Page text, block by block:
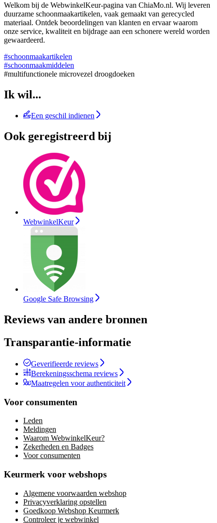
Welkom bij de WebwinkelKeur-pagina van ChiaMo.nl. Wij leveren
duurzame schoonmaakartikelen, vaak gemaakt van gerecycled
materiaal. Ontdek beoordelingen van klanten en ervaar waarom
onze service, kwaliteit en bijdrage aan een schonere wereld worden
gewaardeerd.
#schoonmaakartikelen
#schoonmaakmiddelen
#multifunctionele microvezel droogdoeken
Ik wil...
Een geschil indienen
Ook geregistreerd bij
WebwinkelKeur
Google Safe Browsing
Reviews van andere bronnen
Transparantie-informatie
Geverifieerde reviews
Berekeningsschema reviews
Maatregelen voor authenticiteit
Voor consumenten
Leden
Meldingen
Waarom WebwinkelKeur?
Zekerheden en Badges
Voor consumenten
Keurmerk voor webshops
Algemene voorwaarden webshop
Privacyverklaring opstellen
Goedkoop Webshop Keurmerk
Controleer je webwinkel